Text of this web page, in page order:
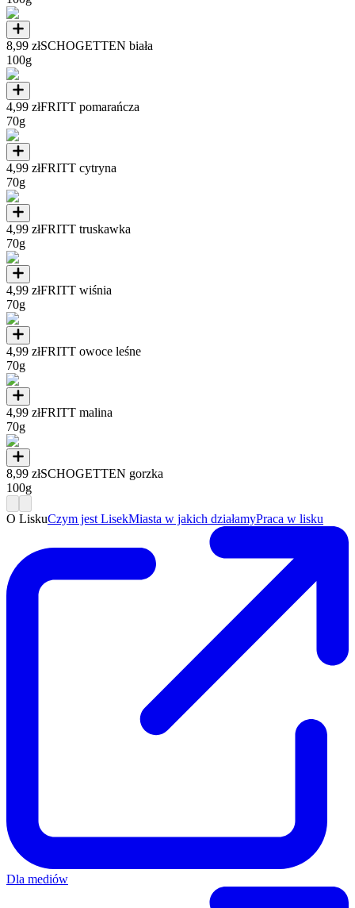
8,99 złSCHOGETTEN biała
100g
4,99 złFRITT pomarańcza
70g
4,99 złFRITT cytryna
70g
4,99 złFRITT truskawka
70g
4,99 złFRITT wiśnia
70g
4,99 złFRITT owoce leśne
70g
4,99 złFRITT malina
70g
8,99 złSCHOGETTEN gorzka
100g
O LiskuCzym jest LisekMiasta w jakich działamyPraca w lisku
Dla mediów